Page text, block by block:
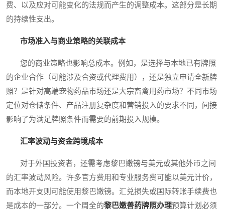
费、以及应对可能变化的法规而产生的调整成本。这部分是长期
的持续性支出。
市场准入与商业策略的关联成本
您的商业策略也影响总成本。例如，是选择与本地已有牌照
的企业合作（可能涉及合资或代理费用），还是独立申请全新牌
照？是针对高端宠物药品市场还是大宗畜禽用药市场？不同市场
定位对仓储条件、产品注册复杂度和营销投入的要求不同，间接
影响了为满足牌照条件而需要的前期投入规模。
汇率波动与资金跨境成本
对于外国投资者，还需考虑黎巴嫩镑与美元或其他外币之间
的汇率波动风险。许多官方费用和专业服务费可能以美元计价，
而本地开支则可能使用黎巴嫩镑。汇兑损失或国际转账手续费也
是成本的一部分。一个周全的黎巴嫩兽药牌照办理预算计划必须